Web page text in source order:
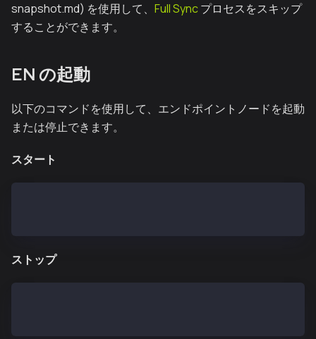
snapshot.md) を使用して、 Full Syncプロセスをスキップ
することができます。
EN の起動
以下のコマンドを使用して、エンドポイントノードを起動
または停止できます。
スタート
ストップ